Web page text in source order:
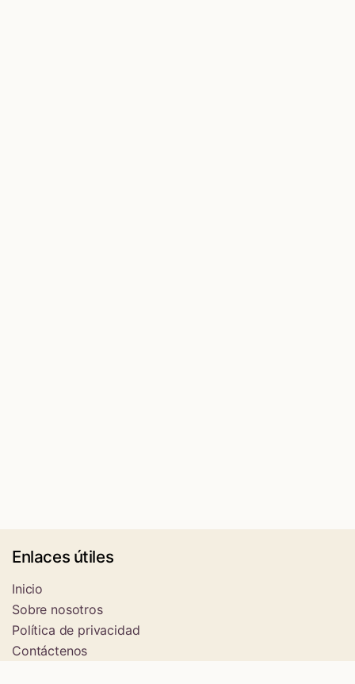
Enlaces útiles
Inicio
Sobre nosotros
Política de privacidad
Contáctenos